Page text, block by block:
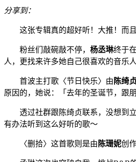
分享到：
这张专辑真的超好听！大推！而且
粉丝们敲碗敲不停， 杨丞琳终于
人，更找来许多她自己很喜欢的音乐
首波主打歌〈节日快乐〉由 陈绮
原因的，她说：「去年的圣诞节，跟
透过社群跟陈绮贞联系，没想到立
有办法听到这么好听的歌～
〈删拾〉这首歌则是由 陈珊妮创